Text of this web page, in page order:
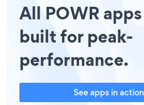
All POWR
built for peak-
performance.
See apps in action